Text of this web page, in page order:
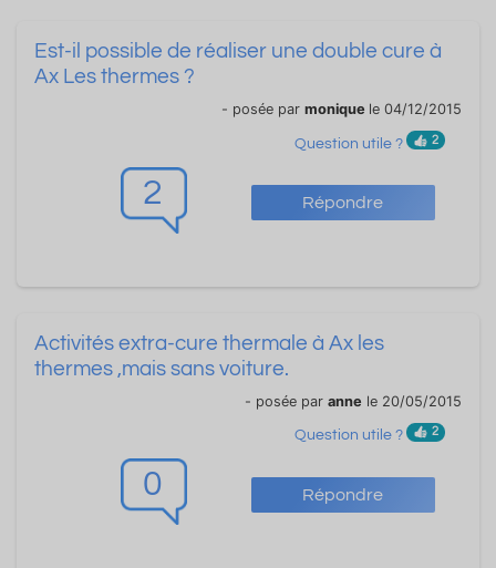
2 Répondre
Est-il possible de réaliser une double cure à
Ax Les thermes ?
- posée par monique le 04/12/2015
Question utile ? 2
0 Répondre
Activités extra-cure thermale à Ax les
thermes ,mais sans voiture.
- posée par anne le 20/05/2015
Question utile ? 2